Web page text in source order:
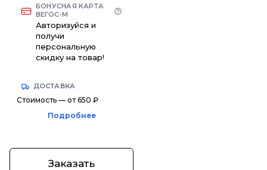
БОНУСНАЯ КАРТА
ВЕГОС-М
Авторизуйся и
получи
персональную
скидку на товар!
ДОСТАВКА
Стоимость — от 650 ₽
Подробнее
Заказать